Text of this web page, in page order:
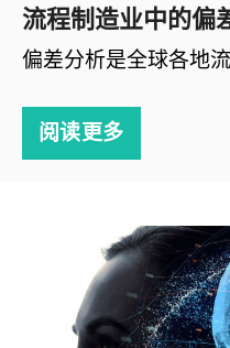
流程制造业中的偏
偏差分析是全球各地
阅读更多